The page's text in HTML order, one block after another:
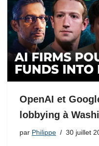
OpenAI et
lobbying à
par Philippe 30 juillet